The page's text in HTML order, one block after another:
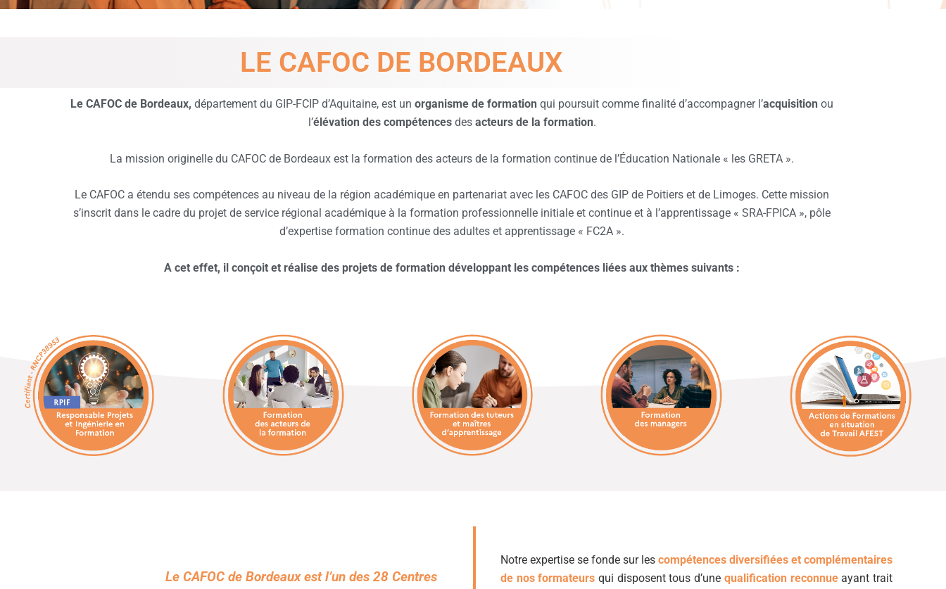
LE CAFOC DE BORDEAUX
Le CAFOC de Bordeaux, département du GIP-FCIP d’Aquitaine, est un organisme de formation qui poursuit comme finalité d’accompagner l’acquisition ou
l’élévation des compétencesdes acteurs de la formation.
La mission originelle du CAFOC de Bordeaux est la formation des acteurs de la formation continue de l’Éducation Nationale « les GRETA ».
Le CAFOC a étendu ses compétences au niveau de la région académique en partenariat avec les CAFOC des GIP de Poitiers et de Limoges. Cette mission
s’inscrit dans le cadre du projet de service régional académique à la formation professionnelle initiale et continue et à l’apprentissage « SRA-FPICA », pôle
d’expertise formation continue des adultes et apprentissage « FC2A ».
A cet effet, il conçoit et réalise des projets de formation développant les compétences liées aux thèmes suivants :
Le CAFOC de Bordeaux est l’un des 28 Centres
Notre expertise se fonde sur les compétences diversifiées et complémentaires
de nos formateurs qui disposent tous d’une qualification reconnueayant trait